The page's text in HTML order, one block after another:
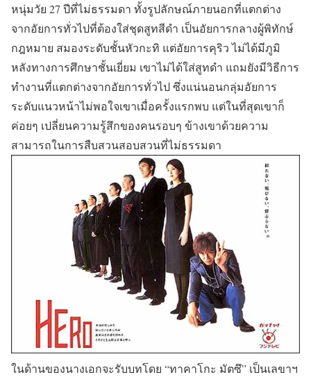
หนุ่มวัย 27 ปีที่ไม่ธรรมดา ทั้งรูปลักษณ์ภายนอกที่แตกต่าง
จากอัยการทั่วไปที่ต้องใส่ชุดสูทสีดำ เป็นอัยการกลางผู้พิทักษ์
กฎหมาย สมองระดับชั้นหัวกะทิ แต่อัยการคุริว ไม่ได้มีภูมิ
หลังทางการศึกษาชั้นเยี่ยม เขาไม่ได้ใส่สูทดำ แถมยังมีวิธีการ
ทำงานที่แตกต่างจากอัยการทั่วไป ซึ่งแน่นอนกลุ่มอัยการ
ระดับแนวหน้าไม่พอใจเขาเมื่อครั้งแรกพบ แต่ในที่สุดเขาก็
ค่อยๆ เปลี่ยนความรู้สึกของคนรอบๆ ข้างเขาด้วยความ
สามารถในการสืบสวนสอบสวนที่ไม่ธรรมดา
ในด้านของนางเอกจะรับบทโดย “ทาคาโกะ มัตซึ” เป็นเลขาฯ